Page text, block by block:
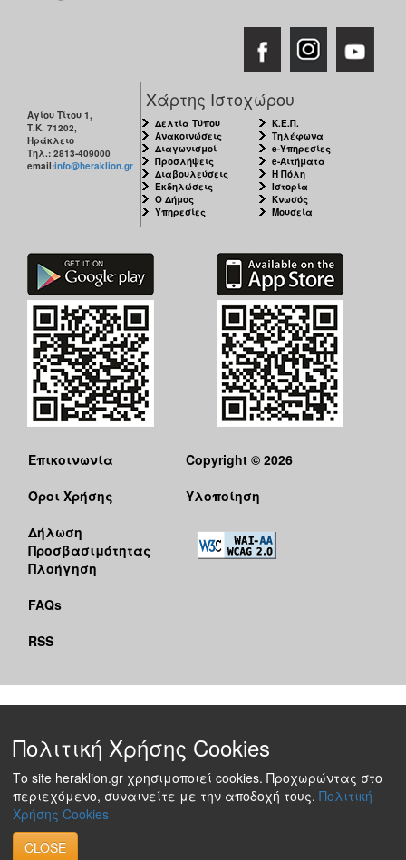
Αγίου Τίτου 1,
Τ.Κ. 71202,
Ηράκλειο
Τηλ.: 2813-409000
email:info@heraklion.gr
Χάρτης Ιστοχώρου
Δελτία Τύπου
Ανακοινώσεις
Διαγωνισμοί
Προσλήψεις
Διαβουλεύσεις
Εκδηλώσεις
Ο Δήμος
Υπηρεσίες
Κ.Ε.Π.
Τηλέφωνα
e-Υπηρεσίες
e-Αιτήματα
Η Πόλη
Ιστορία
Κνωσός
Μουσεία
Επικοινωνία
Όροι Χρήσης
Δήλωση
Προσβασιμότητας
Πλοήγηση
FAQs
RSS
Copyright © 2026
Υλοποίηση
Πολιτική Χρήσης Cookies
Το site heraklion.gr χρησιμοποιεί cookies. Προχωρώντας στο
περιεχόμενο, συναινείτε με την αποδοχή τους. Πολιτική
Χρήσης Cookies
CLOSE